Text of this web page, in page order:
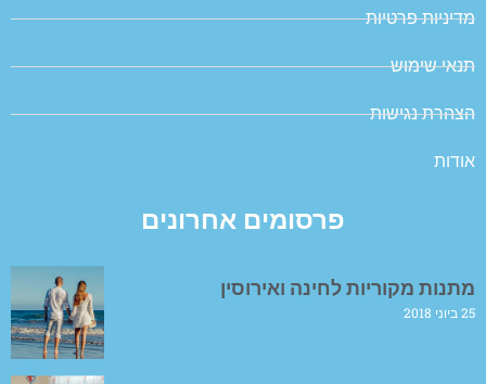
מדיניות פרטיות
תנאי שימוש
הצהרת נגישות
אודות
פרסומים אחרונים
מתנות מקוריות לחינה ואירוסין
25 ביוני 2018